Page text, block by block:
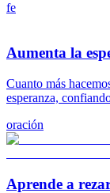
fe
Aumenta la
Cuanto más
esperanza,
oración
Aprende a